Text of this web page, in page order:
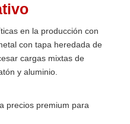
en la producción con
con tapa heredada de
cargas mixtas de
y aluminio.
precios premium para